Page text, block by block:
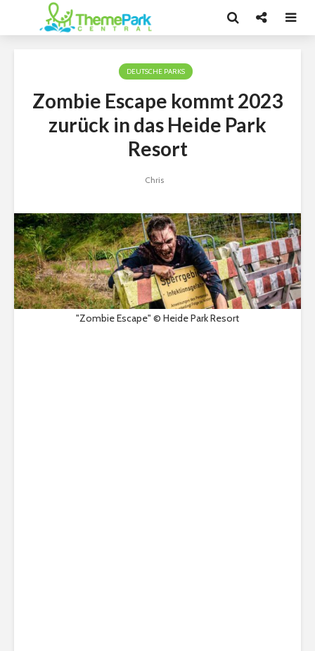
DEUTSCHE PARKS
Zombie Escape kommt 2023
zurück in das Heide Park
Resort
Chris
"Zombie Escape" © Heide Park Resort